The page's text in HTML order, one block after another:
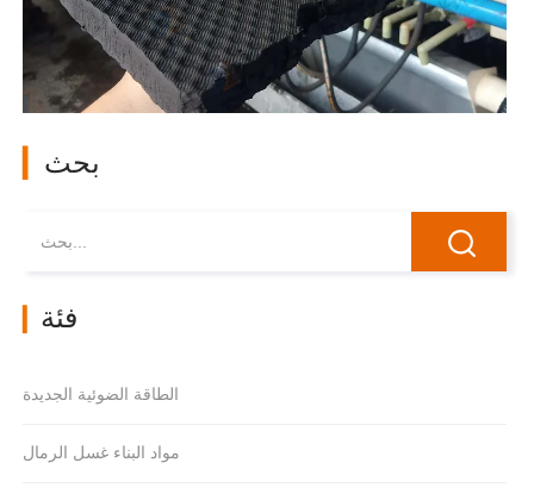
بحث
فئة
الطاقة الضوئية الجديدة
مواد البناء غسل الرمال